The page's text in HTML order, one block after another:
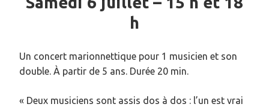
h
Un concert marionnettique pour 1 musicien et son
double. À partir de 5 ans. Durée 20 min.
« Deux musiciens sont assis dos à dos : l’un est vrai